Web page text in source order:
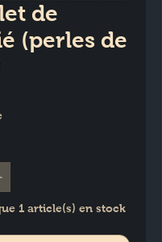
de
(perles de
1 article(s) en stock